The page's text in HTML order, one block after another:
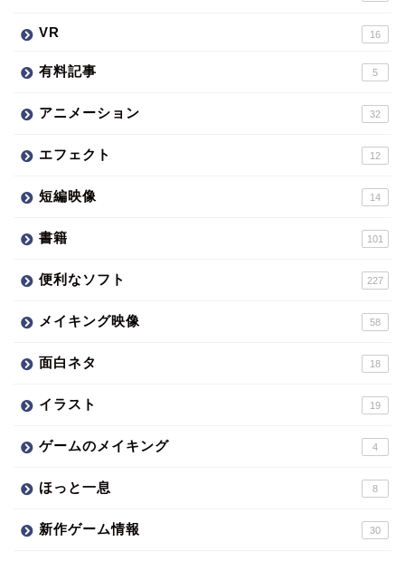
VR 16
有料記事 5
アニメーション 32
エフェクト 12
短編映像 14
書籍 101
便利なソフト 227
メイキング映像 58
面白ネタ 18
イラスト 19
ゲームのメイキング 4
ほっと一息 8
新作ゲーム情報 30